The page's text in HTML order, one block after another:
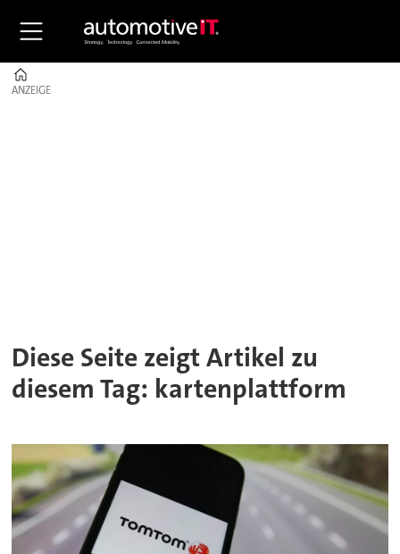
ANZEIGE
ANZEIGE
Diese Seite zeigt Artikel zu
diesem Tag: kartenplattform